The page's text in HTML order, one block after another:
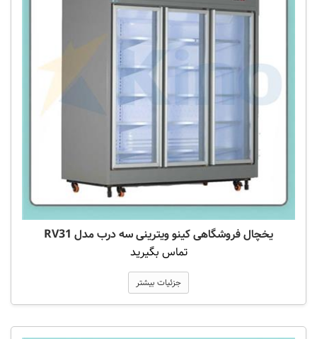
یخچال فروشگاهی کینو ویترینی سه درب مدل RV31
تماس بگیرید
جزئیات بیشتر